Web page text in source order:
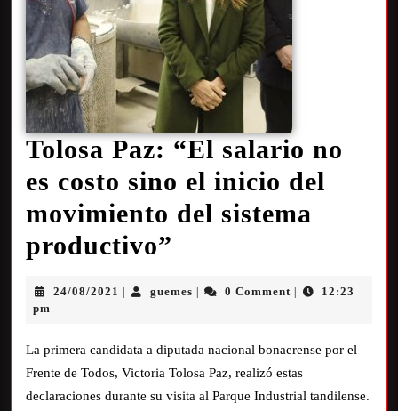
Tolosa Paz: “El salario no
es costo sino el inicio del
movimiento del sistema
productivo”
24/08/2021 guemes 0 Comment
12:23
pm
La primera candidata a diputada nacional bonaerense por el
Frente de Todos, Victoria Tolosa Paz, realizó estas
declaraciones durante su visita al Parque Industrial tandilense.